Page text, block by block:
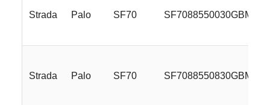
Strada Palo SF70 SF7088550030GBM
Strada Palo SF70 SF7088550830GBM